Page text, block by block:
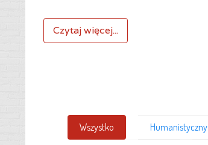
Czytaj więcej...
Wszystko Humanistyczny